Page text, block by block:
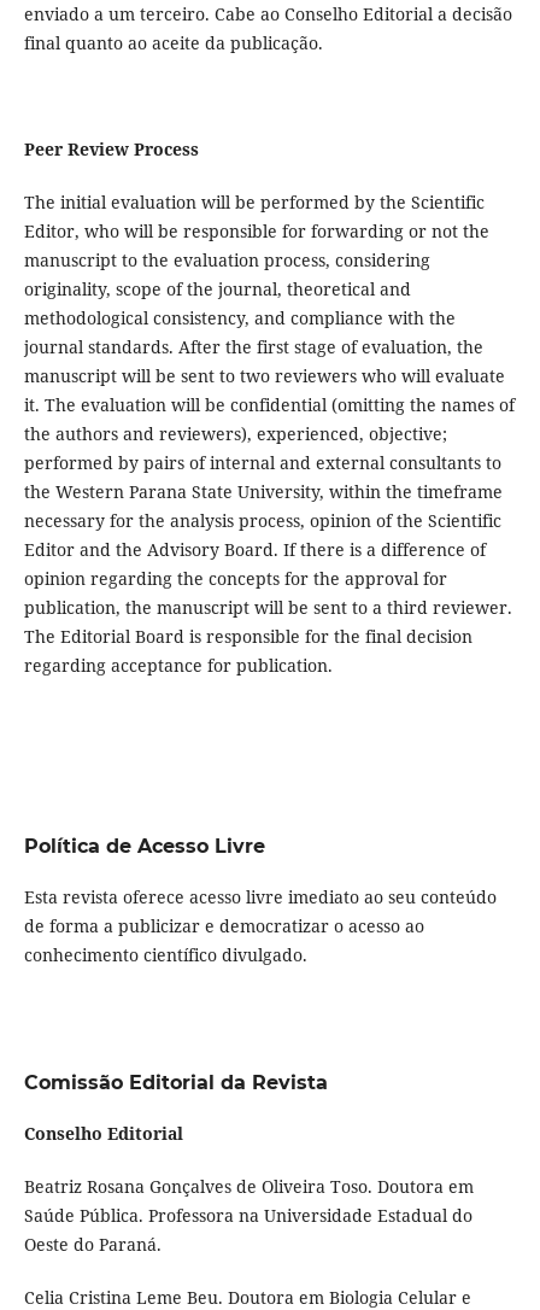
enviado a um terceiro. Cabe ao Conselho Editorial a decisão
final quanto ao aceite da publicação.
Peer Review Process
The initial evaluation will be performed by the Scientific
Editor, who will be responsible for forwarding or not the
manuscript to the evaluation process, considering
originality, scope of the journal, theoretical and
methodological consistency, and compliance with the
journal standards. After the first stage of evaluation, the
manuscript will be sent to two reviewers who will evaluate
it. The evaluation will be confidential (omitting the names of
the authors and reviewers), experienced, objective;
performed by pairs of internal and external consultants to
the Western Parana State University, within the timeframe
necessary for the analysis process, opinion of the Scientific
Editor and the Advisory Board. If there is a difference of
opinion regarding the concepts for the approval for
publication, the manuscript will be sent to a third reviewer.
The Editorial Board is responsible for the final decision
regarding acceptance for publication.
Política de Acesso Livre
Esta revista oferece acesso livre imediato ao seu conteúdo
de forma a publicizar e democratizar o acesso ao
conhecimento científico divulgado.
Comissão Editorial da Revista
Conselho Editorial
Beatriz Rosana Gonçalves de Oliveira Toso. Doutora em
Saúde Pública. Professora na Universidade Estadual do
Oeste do Paraná.
Celia Cristina Leme Beu. Doutora em Biologia Celular e